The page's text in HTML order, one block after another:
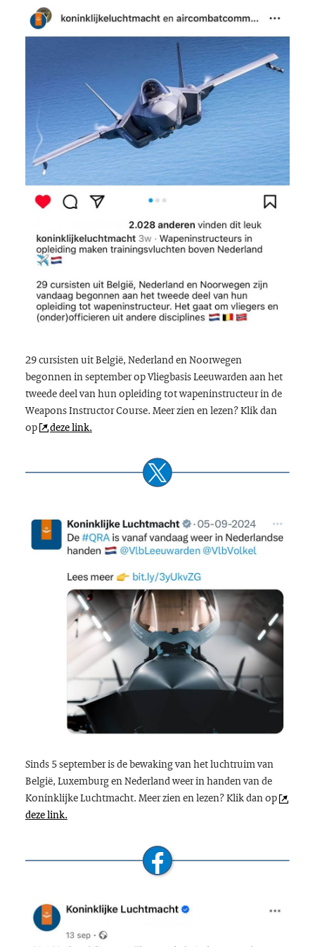
29 cursisten uit België, Nederland en Noorwegen
begonnen in september op Vliegbasis Leeuwarden aan het
tweede deel van hun opleiding tot wapeninstructeur in de
Weapons Instructor Course. Meer zien en lezen? Klik dan
op
deze link.
Sinds 5 september is de bewaking van het luchtruim van
België, Luxemburg en Nederland weer in handen van de
Koninklijke Luchtmacht. Meer zien en lezen? Klik dan op
deze link.